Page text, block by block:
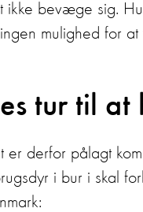
ikke bevæge sig.
mulighed for
tur til at
derfor pålagt
i bur i skal